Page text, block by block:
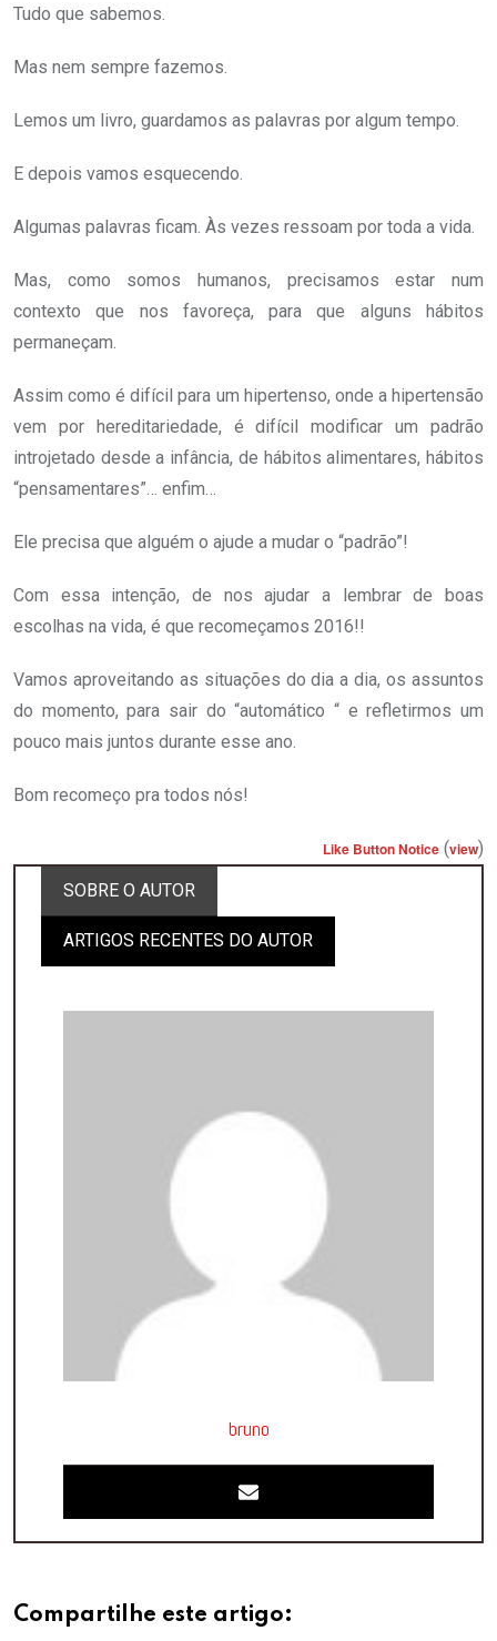
Tudo que sabemos.
Mas nem sempre fazemos.
Lemos um livro, guardamos as palavras por algum tempo.
E depois vamos esquecendo.
Algumas palavras ficam. Às vezes ressoam por toda a vida.
Mas, como somos humanos, precisamos estar num
contexto que nos favoreça, para que alguns hábitos
permaneçam.
Assim como é difícil para um hipertenso, onde a hipertensão
vem por hereditariedade, é difícil modificar um padrão
introjetado desde a infância, de hábitos alimentares, hábitos
“pensamentares”… enfim…
Ele precisa que alguém o ajude a mudar o “padrão”!
Com essa intenção, de nos ajudar a lembrar de boas
escolhas na vida, é que recomeçamos 2016!!
Vamos aproveitando as situações do dia a dia, os assuntos
do momento, para sair do “automático “ e refletirmos um
pouco mais juntos durante esse ano.
Bom recomeço pra todos nós!
Like Button Notice (view)
SOBRE O AUTOR
ARTIGOS RECENTES DO AUTOR
bruno
Compartilhe este artigo: